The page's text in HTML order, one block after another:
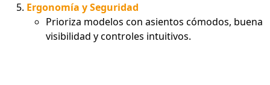
Ergonomía y Seguridad
Prioriza modelos con asientos cómodos, buena
visibilidad y controles intuitivos.